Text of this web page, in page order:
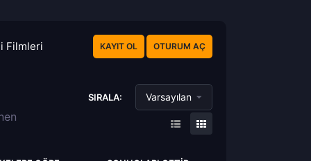
Filmleri KAYIT OL OTURUM AÇ
SIRALA: Varsayılan